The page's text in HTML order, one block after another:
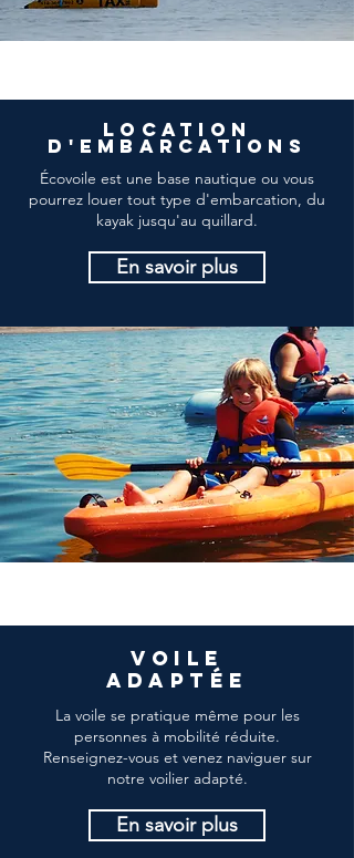
location
d' embarcations
Écovoile est une base nautique ou vous
pourrez louer tout type d'embarcation, du
kayak jusqu'au quillard.
En savoir plus
voile
adaptée
La voile se pratique même pour les
personnes à mobilité réduite.
Renseignez-vous et venez naviguer sur
notre voilier adapté.
En savoir plus